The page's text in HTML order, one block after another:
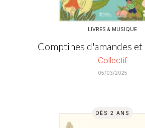
LIVRES & MUSIQUE
Comptines d'amandes
Collectif
05/03/2025
DÈS 2 ANS